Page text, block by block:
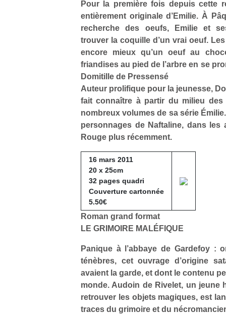
Pour la première fois depuis cette
entièrement originale d’Emilie. À
recherche des oeufs, Emilie et
trouver la coquille d’un vrai oeuf.
encore mieux qu’un oeuf au
friandises au pied de l’arbre en se
Domitille de Pressensé
Auteur prolifique pour la jeunesse,
fait connaître à partir du milieu
nombreux volumes de sa série
personnages de Naftaline, dans les
Rouge plus récemment.
16 mars 2011
20 x 25cm
32 pages quadri
Couverture cartonnée
5.50€
Roman grand format
LE GRIMOIRE MALÉFIQUE
Panique à l’abbaye de Gardefoy :
ténèbres, cet ouvrage d’origine
avaient la garde, et dont le contenu
monde. Audoin de Rivelet, un jeune
retrouver les objets magiques, est
traces du grimoire et du